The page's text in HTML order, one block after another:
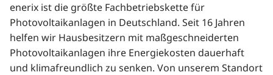
enerix ist die größte Fachbetriebskette für
Photovoltaikanlagen in Deutschland. Seit 16 Jahren
helfen wir Hausbesitzern mit maßgeschneiderten
Photovoltaikanlagen ihre Energiekosten dauerhaft
und klimafreundlich zu senken. Von unserem Standort